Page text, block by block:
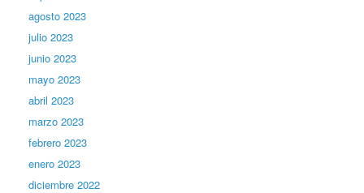
agosto 2023
julio 2023
junio 2023
mayo 2023
abril 2023
marzo 2023
febrero 2023
enero 2023
diciembre 2022